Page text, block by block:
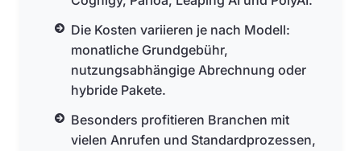
Die Kosten variieren je nach Modell:
monatliche Grundgebühr,
nutzungsabhängige Abrechnung oder
hybride Pakete.
Besonders profitieren Branchen mit
vielen Anrufen und Standardprozessen,